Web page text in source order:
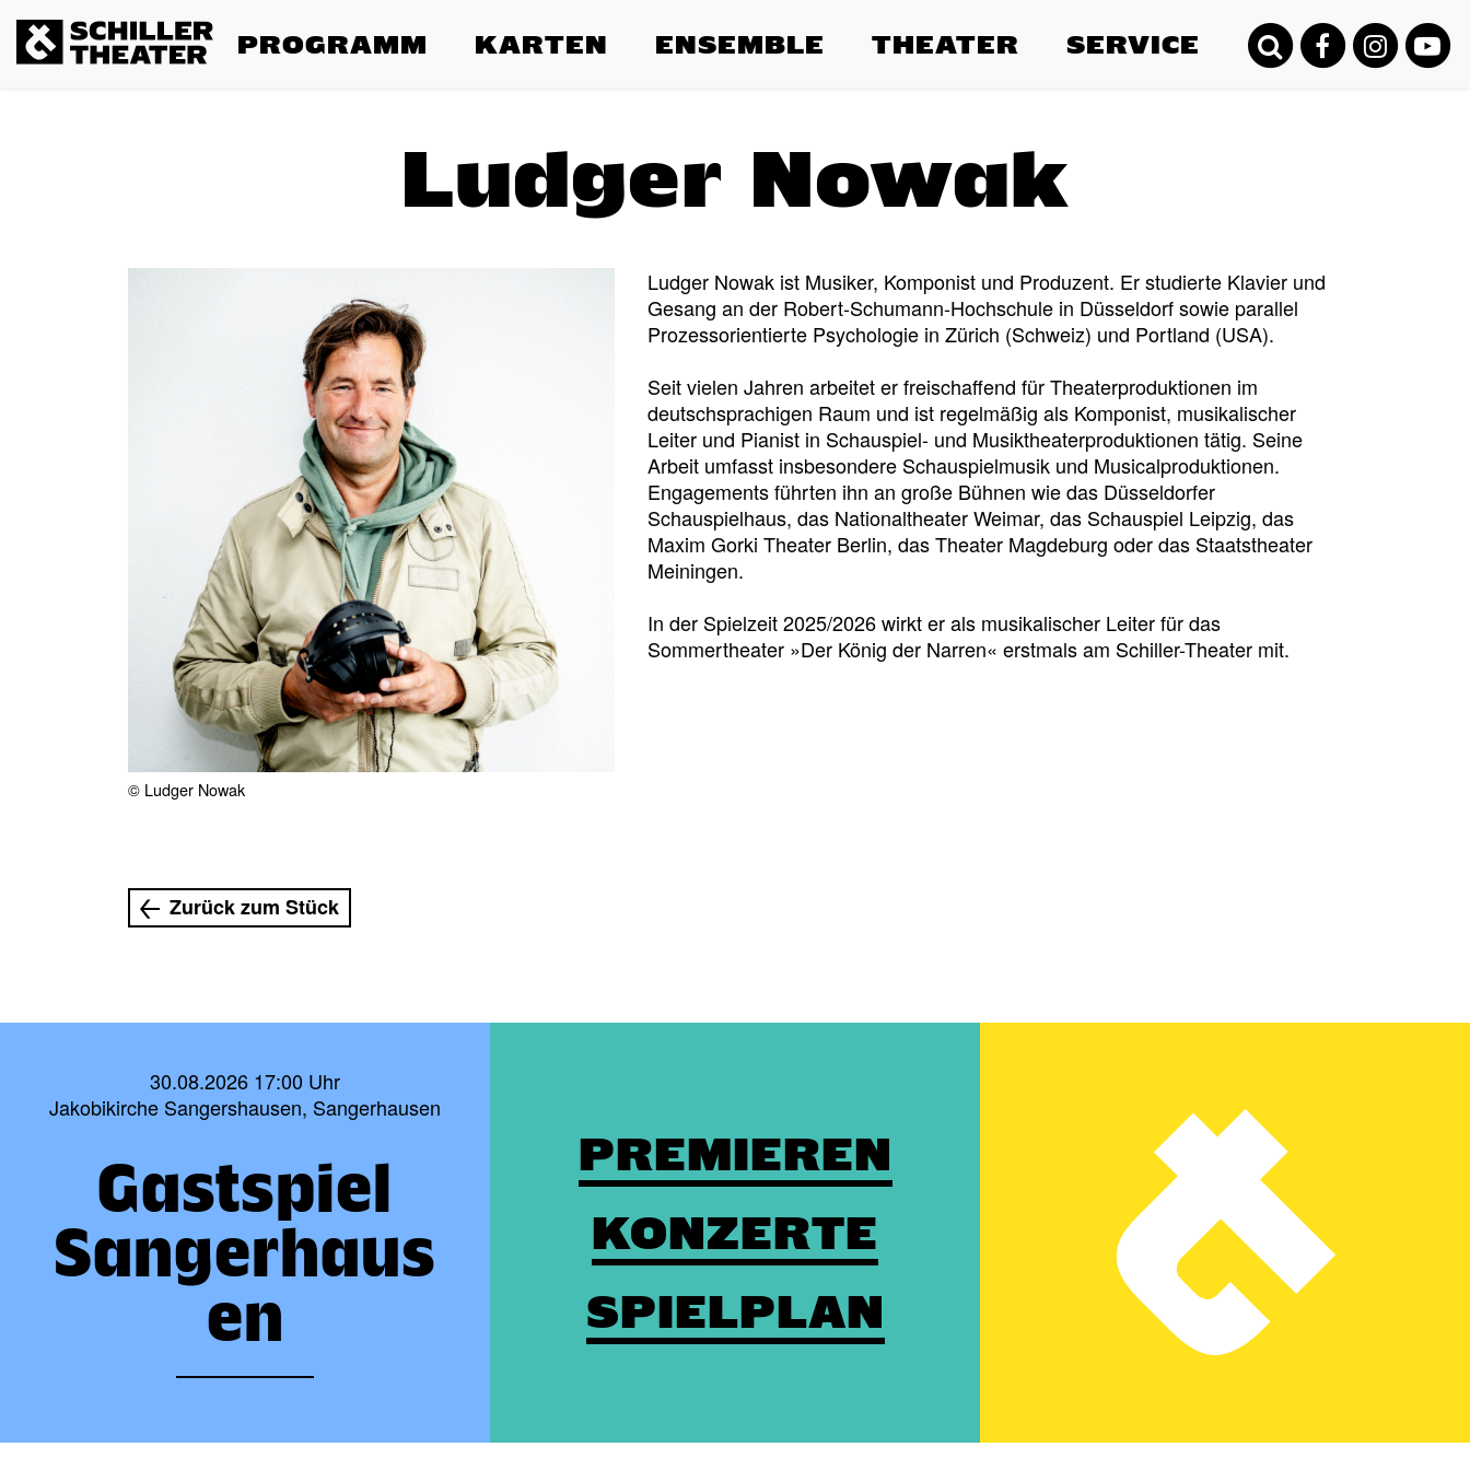
PROGRAMM KARTEN ENSEMBLE THEATER SERVICE
Ludger Nowak
© Ludger Nowak
Ludger Nowak ist Musiker, Komponist und Produzent. Er studierte Klavier und
Gesang an der Robert-Schumann-Hochschule in Düsseldorf sowie parallel
Prozessorientierte Psychologie in Zürich (Schweiz) und Portland (USA).
Seit vielen Jahren arbeitet er freischaffend für Theaterproduktionen im
deutschsprachigen Raum und ist regelmäßig als Komponist, musikalischer
Leiter und Pianist in Schauspiel- und Musiktheaterproduktionen tätig. Seine
Arbeit umfasst insbesondere Schauspielmusik und Musicalproduktionen.
Engagements führten ihn an große Bühnen wie das Düsseldorfer
Schauspielhaus, das Nationaltheater Weimar, das Schauspiel Leipzig, das
Maxim Gorki Theater Berlin, das Theater Magdeburg oder das Staatstheater
Meiningen.
In der Spielzeit 2025/2026 wirkt er als musikalischer Leiter für das
Sommertheater »Der König der Narren« erstmals am Schiller-Theater mit.
Zurück zum Stück
30.08.2026 17:00 Uhr
Jakobikirche Sangershausen, Sangerhausen
Gastspiel
Sangerhaus
en
PREMIEREN
KONZERTE
SPIELPLAN